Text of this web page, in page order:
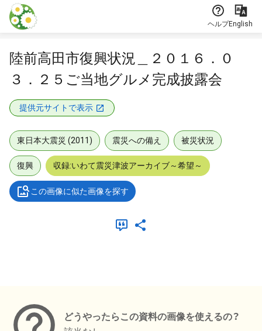
本文に飛ぶ
ヘルプEnglish
陸前高田市復興状況＿２０１６．０
３．２５ご当地グルメ完成披露会
提供元サイトで表示
東日本大震災 (2011) 震災への備え 被災状況
復興 収録:いわて震災津波アーカイブ～希望～
この画像に似た画像を探す
どうやったらこの資料の画像を使えるの？